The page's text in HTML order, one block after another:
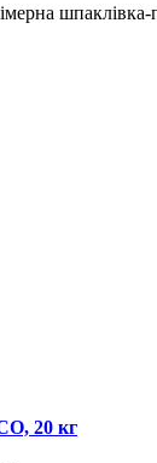
шпаклівка-
20 кг